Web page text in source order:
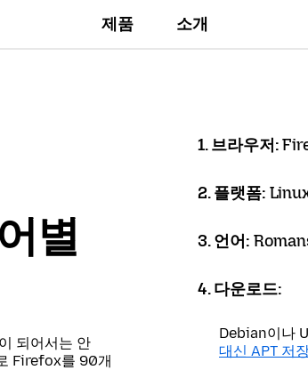
제품 소개
별
되어서는 안
Firefox를 90개
1. 브라우저:
2. 플랫폼:
3. 언어:
4. 다운로드:
Debian이나
대신 APT 저